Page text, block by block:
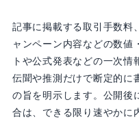
記事に掲載する取引手数料
ャンペーン内容などの数値
トや公式発表などの一次情
伝聞や推測だけで断定的に
の旨を明示します。公開後
合は、できる限り速やかに